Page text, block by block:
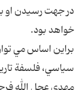
در جهت رسيدن او
خواهد بود.
براين اساس مي
سياسي، فلسفة